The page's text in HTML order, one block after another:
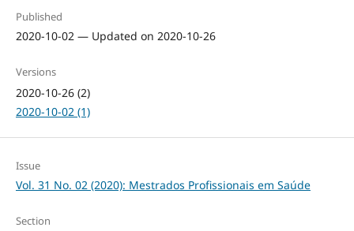
Published
2020-10-02 — Updated on 2020-10-26
Versions
2020-10-26 (2)
2020-10-02 (1)
Issue
Vol. 31 No. 02 (2020): Mestrados Profissionais em Saúde
Section